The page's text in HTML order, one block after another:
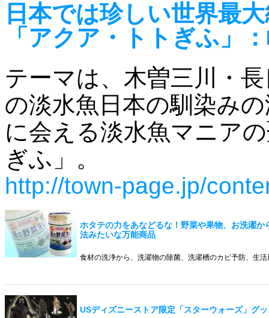
日本では珍しい世界最
「アクア・トトぎふ」
テーマは、木曽三川・
の淡水魚日本の馴染み
に会える淡水魚マニア
ぎふ」。
http://town-page.jp/
ホタテの力をあなどるな！野菜や果物、お洗濯
法みたいな万能商品
食材の洗浄から、洗濯物の除菌、洗濯槽のカビ予防、生
USディズニーストア限定「スターウォーズ」グ